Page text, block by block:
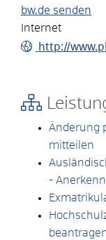
bw.de senden
Internet
http://
Änderung
mitteilen
-